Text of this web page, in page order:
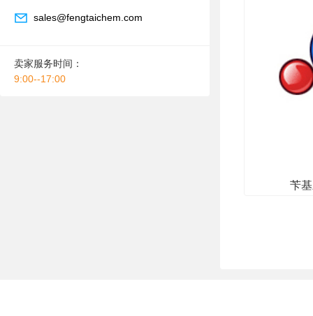
sales@fengtaichem.com
卖家服务时间：
9:00--17:00
苄